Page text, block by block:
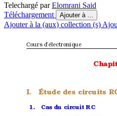
Telechargé parElomrani Said
Téléchargement
Ajouter à ...
Ajouter à la (aux) collection (s)
Cours d’électronique
I. Étude des circuits
1. Cas du circuit RC